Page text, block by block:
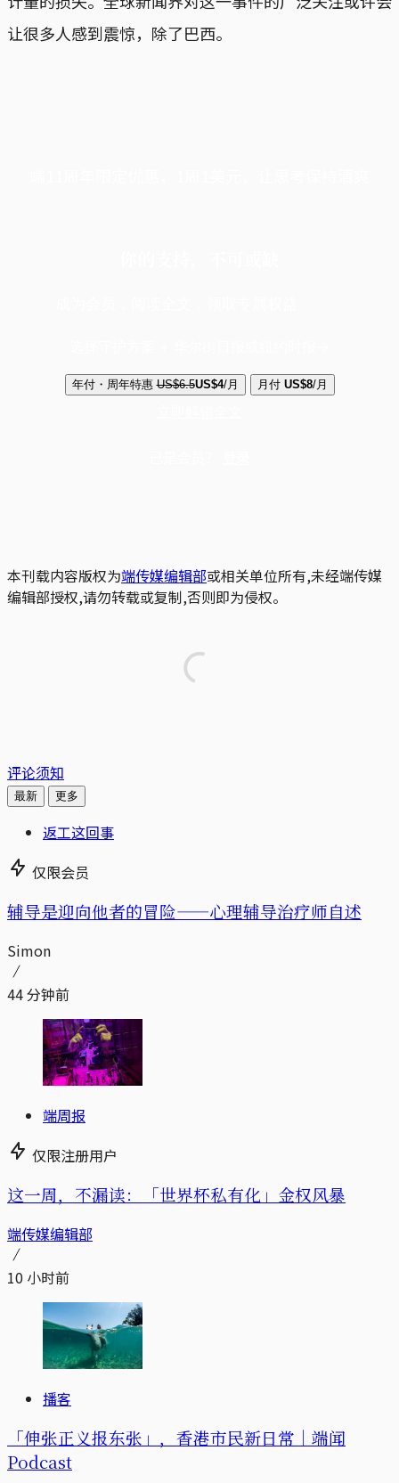
让很多人感到震惊，除了巴西。
年付・周年特惠 US$6.5US$4/月 月付 US$8/月
本刊载内容版权为端传媒编辑部或相关单位所有,未经端传媒
编辑部授权,请勿转载或复制,否则即为侵权。
评论须知
最新 更多
返工这回事
仅限会员
辅导是迎向他者的冒险——心理辅导治疗师自述
Simon
44 分钟前
端周报
仅限注册用户
这一周，不漏读：「世界杯私有化」金权风暴
端传媒编辑部
10 小时前
播客
「伸张正义报东张」，香港市民新日常｜端闻
Podcast